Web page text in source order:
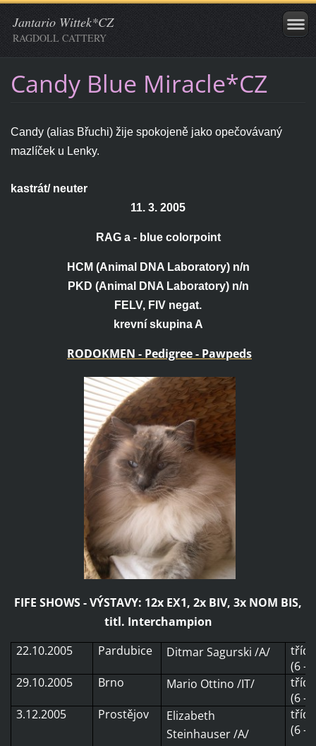
Jantario Wittek*CZ
RAGDOLL CATTERY
Candy Blue Miracle*CZ
Candy (alias Břuchi) žije spokojeně jako opečovávaný
mazlíček u Lenky.
kastrát/ neuter
11. 3. 2005
RAG a - blue colorpoint
HCM (Animal DNA Laboratory) n/n
PKD (Animal DNA Laboratory) n/n
FELV, FIV negat.
krevní skupina A
RODOKMEN - Pedigree - Pawpeds
FIFE SHOWS - VÝSTAVY: 12x EX1, 2x BIV, 3x NOM BIS,
titl. Interchampion
22.10.2005
Pardubice Ditmar Sagurski /A/
(6 -
29.10.2005
Brno Mario Ottino /IT/
(6 -
3.12.2005
Prostějov
Elizabeth
Steinhauser /A/
(6 -